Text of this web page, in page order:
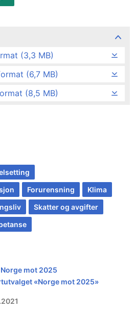
(3,3 MB)
(6,7 MB)
(8,5 MB)
Forurensning
Klima
Skatter og avgifter
mot 2025
«Norge mot 2025»